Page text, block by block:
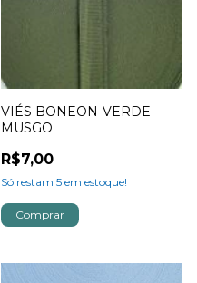
VIÉS BONEON-VERDE
MUSGO
R$7,00
Só restam 5 em estoque!
Comprar